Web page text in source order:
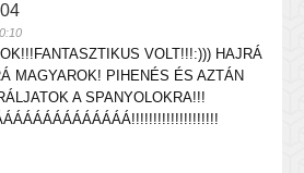
VOLT!!!:))) HAJRÁ
MAGYAROK! PIHENÉS ÉS AZTÁN
A SPANYOLOKRA!!!